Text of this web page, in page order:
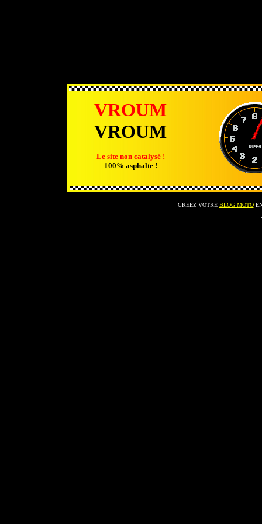
VROUM
VROUM
Le site non catalysé !
100% asphalte !
CREEZ VOTRE BLOG MOTO